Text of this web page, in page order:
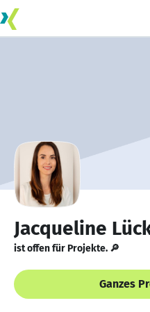
Jacqueline
ist offen für Projekte. 🔎
Ganzes